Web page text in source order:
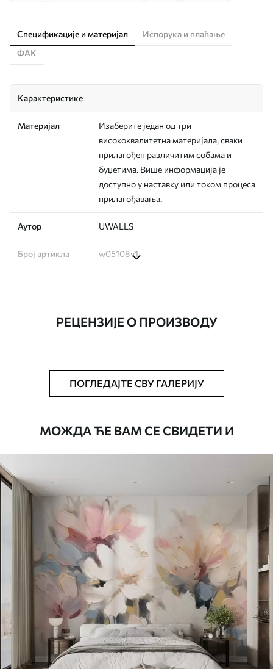
Спецификације и материјал
Испорука и плаћање
ФАК
Карактеристике
Материјал
Изаберите један од три
висококвалитетна материјала, сваки
прилагођен различитим собама и
буџетима. Више информација је
доступно у наставку или током процеса
прилагођавања.
Аутор UWALLS
Број артикла w05108v1
Тапета се може нежно очистити меким
сунђером. Позадине са завршном
водом.
Доступни материјали
Стандард
.42 2683 .45RSD/m²
Премиум
5525.00 3315 .00RSD /m²
Премиум
.333800.00RSD/m²
РЕЦЕНЗИЈЕ О ПРОИЗВОДУ
ПОГЛЕДАЈТЕ СВУ ГАЛЕРИЈУ
МОЖДА ЋЕ ВАМ СЕ СВИДЕТИ И